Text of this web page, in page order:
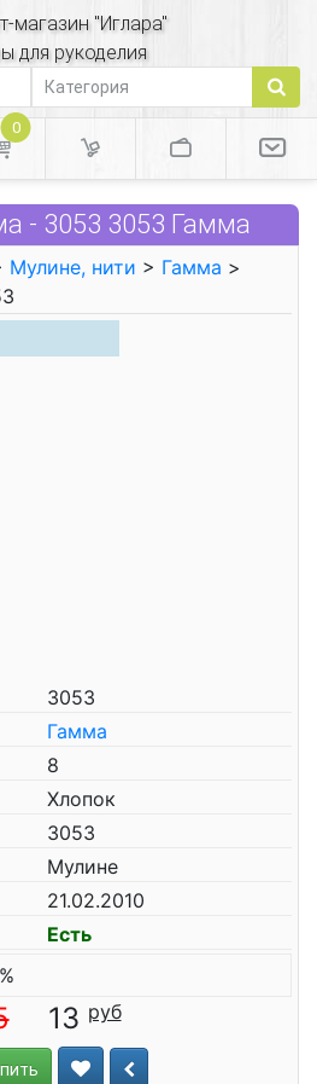
магазин "Иглара"
для рукоделия
0
- 3053 3053 Гамма
Мулине, нити > Гамма >
3053
Гамма
8
Хлопок
3053
Мулине
21.02.2010
Есть
13